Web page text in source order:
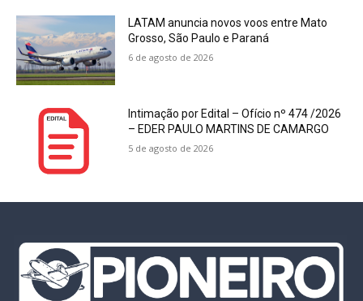
LATAM anuncia novos voos entre Mato
Grosso, São Paulo e Paraná
6 de agosto de 2026
Intimação por Edital – Ofício nº 474 /2026
– EDER PAULO MARTINS DE CAMARGO
5 de agosto de 2026